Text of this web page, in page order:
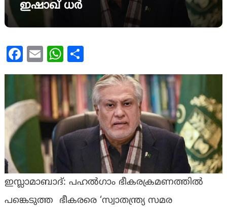
ഇഷാഖ് ധർ
Facebook
Email WhatsApp
ഇസ്ലാമാബാദ്: പഹൽഗാം ഭീകരക്രമണത്തിൽ
പങ്കെടുത്ത ഭീകരരെ ‘സ്വാതന്ത്ര്യ സമര